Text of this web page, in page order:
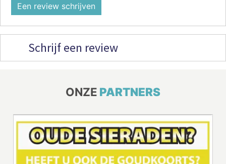
Een review schrijven
Schrijf een review
ONZE PARTNERS